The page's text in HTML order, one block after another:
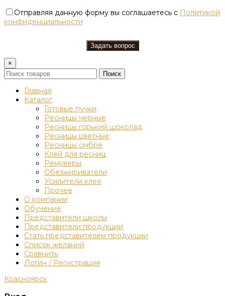
Отправляя данную форму вы соглашаетесь с Политикой
конфиденциальности
×
Поиск
Главная
Каталог
Готовые пучки
Ресницы черные
Ресницы горький шоколад
Ресницы цветные
Ресницы омбре
Клей для ресниц
Ремуверы
Обезжириватели
Усилители клея
Прочее
О компании
Обучение
Представители школы
Представители продукции
Стать представителем продукции
Список желаний
Сравнить
Логин / Регистрация
Красноярск